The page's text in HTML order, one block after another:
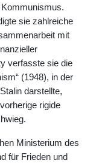
sie zahlreiche
mit
verfasste sie die
(1948), in der
darstellte,
rigide
Ministerium des
für Frieden und